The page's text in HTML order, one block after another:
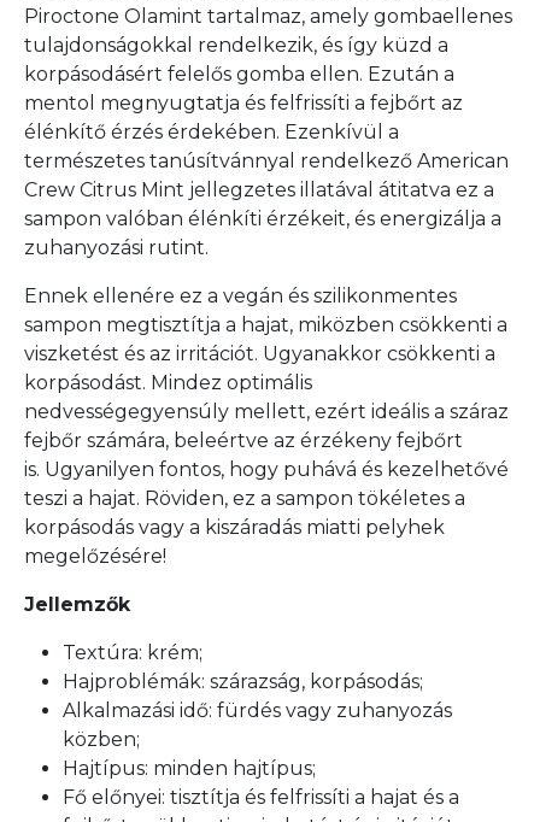
Piroctone Olamint tartalmaz, amely gombaellenes
tulajdonságokkal rendelkezik, és így küzd a
korpásodásért felelős gomba ellen. Ezután a
mentol megnyugtatja és felfrissíti a fejbőrt az
élénkítő érzés érdekében. Ezenkívül a
természetes tanúsítvánnyal rendelkező American
Crew Citrus Mint jellegzetes illatával átitatva ez a
sampon valóban élénkíti érzékeit, és energizálja a
zuhanyozási rutint.
Ennek ellenére ez a vegán és szilikonmentes
sampon megtisztítja a hajat, miközben csökkenti a
viszketést és az irritációt. Ugyanakkor csökkenti a
korpásodást. Mindez optimális
nedvességegyensúly mellett, ezért ideális a száraz
fejbőr számára, beleértve az érzékeny fejbőrt
is. Ugyanilyen fontos, hogy puhává és kezelhetővé
teszi a hajat. Röviden, ez a sampon tökéletes a
korpásodás vagy a kiszáradás miatti pelyhek
megelőzésére!
Jellemzők
Textúra: krém;
Hajproblémák: szárazság, korpásodás;
Alkalmazási idő: fürdés vagy zuhanyozás
közben;
Hajtípus: minden hajtípus;
Fő előnyei: tisztítja és felfrissíti a hajat és a